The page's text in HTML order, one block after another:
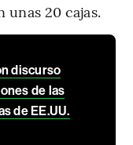
20 cajas.
discurso
de las
de EE.UU.